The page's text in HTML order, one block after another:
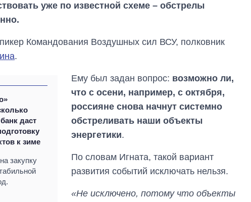
уже по известной схеме – обстрелы
Командования Воздушных сил ВСУ, полковник
.
даст
к зиме
закупку
Ему был задан вопрос: возможно ли,
что с осени, например, с октября,
россияне снова начнут системно
обстреливать наши объекты
энергетики.
По словам Игната, такой вариант
развития событий исключать нельзя.
«Не исключено, потому что объекты
должность
руководителя СВР